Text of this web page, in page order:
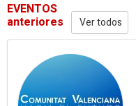
EVENTOS
anteriores Ver todos